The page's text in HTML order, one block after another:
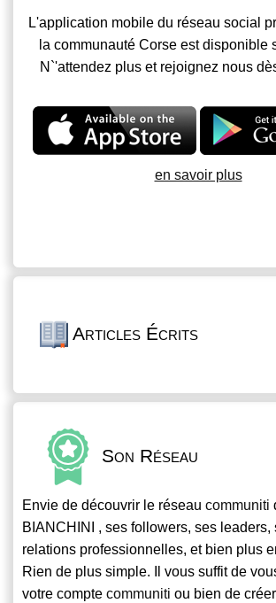
L'application mobile du réseau social
la communauté Corse est disponible
N`'attendez plus et rejoignez nous
en savoir plus
Articles Écrits
Son Réseau
Envie de découvrir le réseau communiti
BIANCHINI , ses followers, ses leaders,
relations professionnelles, et bien plus
Rien de plus simple. Il vous suffit de
votre compte communiti ou bien de